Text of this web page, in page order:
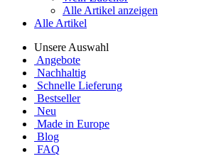
Alle Artikel anzeigen
Alle Artikel
Unsere Auswahl
Angebote
Nachhaltig
Schnelle Lieferung
Bestseller
Neu
Made in Europe
Blog
FAQ